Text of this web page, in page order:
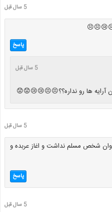
5 سال قبل
پاسخ
5 سال قبل
آرایه ها رو نداره؟؟😣😣😢😢😟😟
5 سال قبل
شخص مسلم نداشت و اغاز عربده و
پاسخ
5 سال قبل